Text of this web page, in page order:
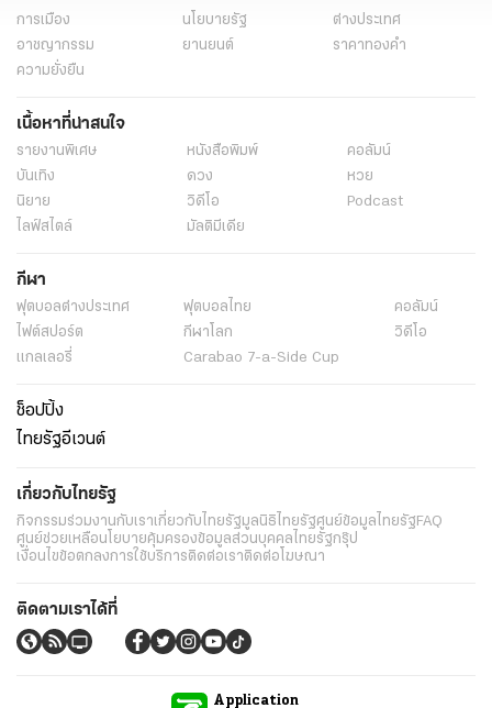
การเมือง
นโยบายรัฐ
ต่างประเทศ
อาชญากรรม
ยานยนต์
ราคาทองคำ
ความยั่งยืน
เนื้อหาที่น่าสนใจ
รายงานพิเศษ หนังสือพิมพ์
คอลัมน์
บันเทิง
ดวง
หวย
นิยาย
วิดีโอ
Podcast
ไลฟ์สไตล์
มัลติมีเดีย
กีฬา
ฟุตบอลต่่างประเทศ ฟุตบอลไทย
คอลัมน์
ไฟต์สปอร์ต
กีฬาโลก
วิดีโอ
แกลเลอรี่
Carabao 7-a-Side Cup
ช็อปปิ้ง
ไทยรัฐอีเวนต์
เกี่ยวกับไทยรัฐ
กิจกรรมร่วมงานกับเราเกี่ยวกับไทยรัฐมูลนิธิไทยรัฐศูนย์ข้อมูลไทยรัฐFAQ
ศูนย์ช่วยเหลือนโยบายคุ้มครองข้อมูลส่วนบุคคลไทยรัฐกรุ๊ป
เงื่อนไขข้อตกลงการใช้บริการติดต่อเราติดต่อโฆษณา
ติดตามเราได้ที่
Application